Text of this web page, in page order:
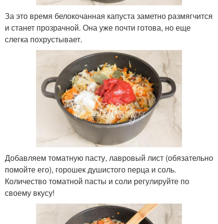
За это время белокочанная капуста заметно размягчится
и станет прозрачной. Она уже почти готова, но еще
слегка похрустывает.
Добавляем томатную пасту, лавровый лист (обязательно
помойте его), горошек душистого перца и соль.
Количество томатной пасты и соли регулируйте по
своему вкусу!